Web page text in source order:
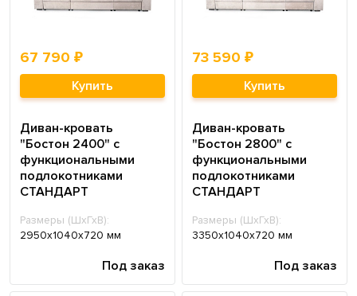
67 790 ₽
Купить
Диван-кровать
"Бостон 2400" с
функциональными
подлокотниками
СТАНДАРТ
Размеры (ШхГхВ):
2950х1040х720 мм
Под заказ
73 590 ₽
Купить
Диван-кровать
"Бостон 2800" с
функциональными
подлокотниками
СТАНДАРТ
Размеры (ШхГхВ):
3350х1040х720 мм
Под заказ